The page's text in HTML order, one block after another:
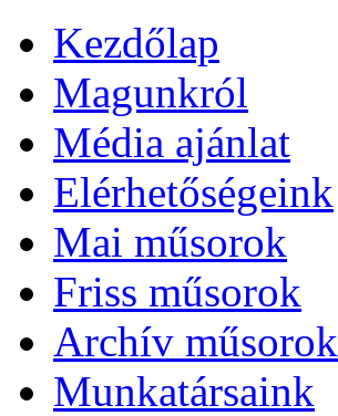
Kezdőlap
Magunkról
Média ajánlat
Elérhetőségeink
Mai műsorok
Friss műsorok
Archív műsorok
Munkatársaink